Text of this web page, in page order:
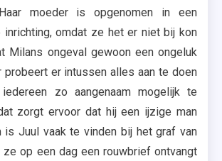
moeder is opgenomen in een
inrichting, omdat ze het er niet bij kon
Milans ongeval gewoon een ongeluk
probeert er intussen alles aan te doen
zo aangenaam mogelijk te
zorgt ervoor dat hij een ijzige man
is Juul vaak te vinden bij het graf van
ze op een dag een rouwbrief ontvangt